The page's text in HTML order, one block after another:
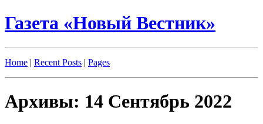
Газета «Новый Вестник»
Home | Recent Posts | Pages
Архивы: 14 Сентябрь 2022